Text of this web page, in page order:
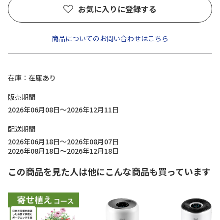
お気に入りに登録する
商品についてのお問い合わせはこちら
在庫
在庫あり
販売期間
2026年06月08日～2026年12月11日
配送期間
2026年06月18日～2026年08月07日
2026年08月18日～2026年12月18日
この商品を見た人は他にこんな商品も買っています